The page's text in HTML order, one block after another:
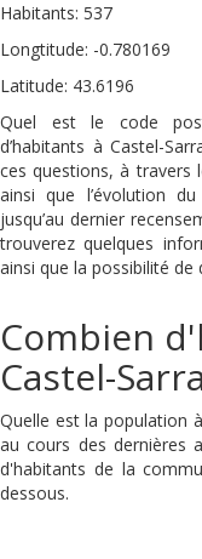
Habitants: 537
Longtitude: -0.780169
Latitude: 43.6196
Quel est le code
d’habitants à Castel-
ces questions, à travers
ainsi que l’évolution
jusqu’au dernier
trouverez quelques
ainsi que la possibilité de
Combien
Castel-
Quelle est la population
au cours des dernières
d'habitants de la
dessous.